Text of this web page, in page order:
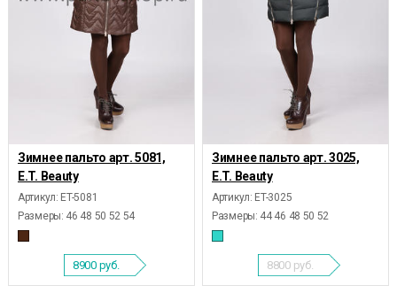
Зимнее пальто арт. 5081,
E.T. Beauty
Артикул: ET-5081
Размеры: 46 48 50 52 54
8900 руб.
Зимнее пальто арт. 3025,
E.T. Beauty
Артикул: ET-3025
Размеры: 44 46 48 50 52
8800 руб.